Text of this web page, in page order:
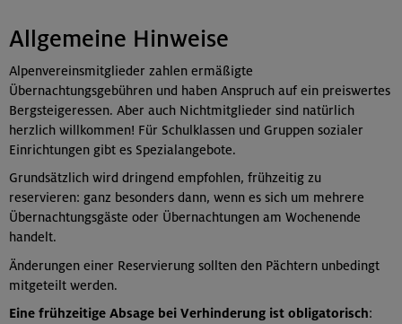
Allgemeine Hinweise
Alpenvereinsmitglieder zahlen ermäßigte
Übernachtungsgebühren und haben Anspruch auf ein preiswertes
Bergsteigeressen. Aber auch Nichtmitglieder sind natürlich
herzlich willkommen! Für Schulklassen und Gruppen sozialer
Einrichtungen gibt es Spezialangebote.
Grundsätzlich wird dringend empfohlen, frühzeitig zu
reservieren: ganz besonders dann, wenn es sich um mehrere
Übernachtungsgäste oder Übernachtungen am Wochenende
handelt.
Änderungen einer Reservierung sollten den Pächtern unbedingt
mitgeteilt werden.
Eine frühzeitige Absage bei Verhinderung ist obligatorisch: